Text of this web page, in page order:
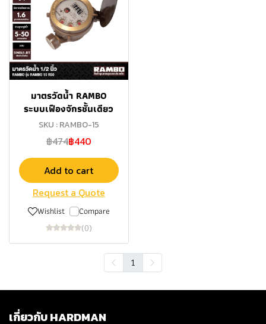
มาตรวัดนํ้า RAMBO
ระบบเฟืองจักรชั้นเดียว
SKU : RAMBO-15
฿474฿440
Add to cart
Request a Quote
Wishlist Compare
(0)
1
เกี่ยวกับ HARDMAN